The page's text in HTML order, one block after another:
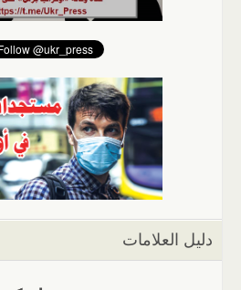
دليل العلامات